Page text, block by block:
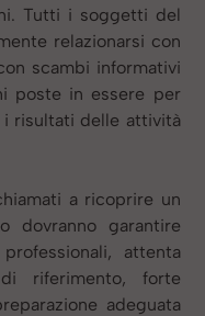
Tutti i soggetti del
relazionarsi con
scambi informativi
poste in essere per
i risultati delle attività
a ricoprire un
dovranno garantire
attenta
riferimento, forte
adeguata